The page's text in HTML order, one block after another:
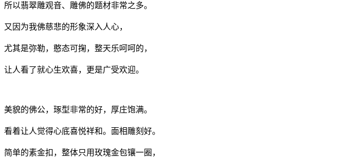
所以翡翠雕观音、雕佛的题材非常之多。
又因为我佛慈悲的形象深入人心，
尤其是弥勒，憨态可掬，整天乐呵呵的，
让人看了就心生欢喜，更是广受欢迎。
美貌的佛公，琢型非常的好，厚庄饱满。
看着让人觉得心底喜悦祥和。面相雕刻好。
简单的素金扣，整体只用玫瑰金包镶一圈，